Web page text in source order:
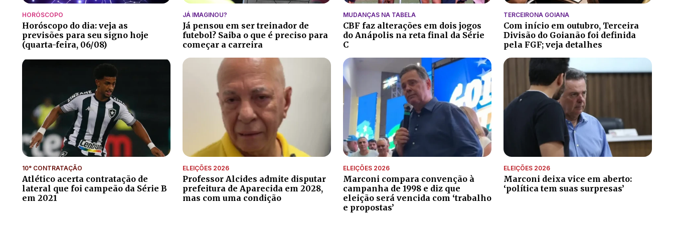
HORÓSCOPO
Horóscopo do dia: veja as
previsões para seu signo hoje
(quarta-feira, 06/08)
JÁ IMAGINOU?
Já pensou em ser treinador de
futebol? Saiba o que é preciso para
começar a carreira
MUDANÇAS NA TABELA
CBF faz alterações em dois jogos
do Anápolis na reta final da Série
C
TERCEIRONA GOIANA
Com início em outubro, Terceira
Divisão do Goianão foi definida
pela FGF; veja detalhes
10° CONTRATAÇÃO
Atlético acerta contratação de
lateral que foi campeão da Série B
em 2021
ELEIÇÕES 2026
Professor Alcides admite disputar
prefeitura de Aparecida em 2028,
mas com uma condição
ELEIÇÕES 2026
Marconi compara convenção à
campanha de 1998 e diz que
eleição será vencida com ‘trabalho
e propostas’
ELEIÇÕES 2026
Marconi deixa vice em aberto:
‘política tem suas surpresas’